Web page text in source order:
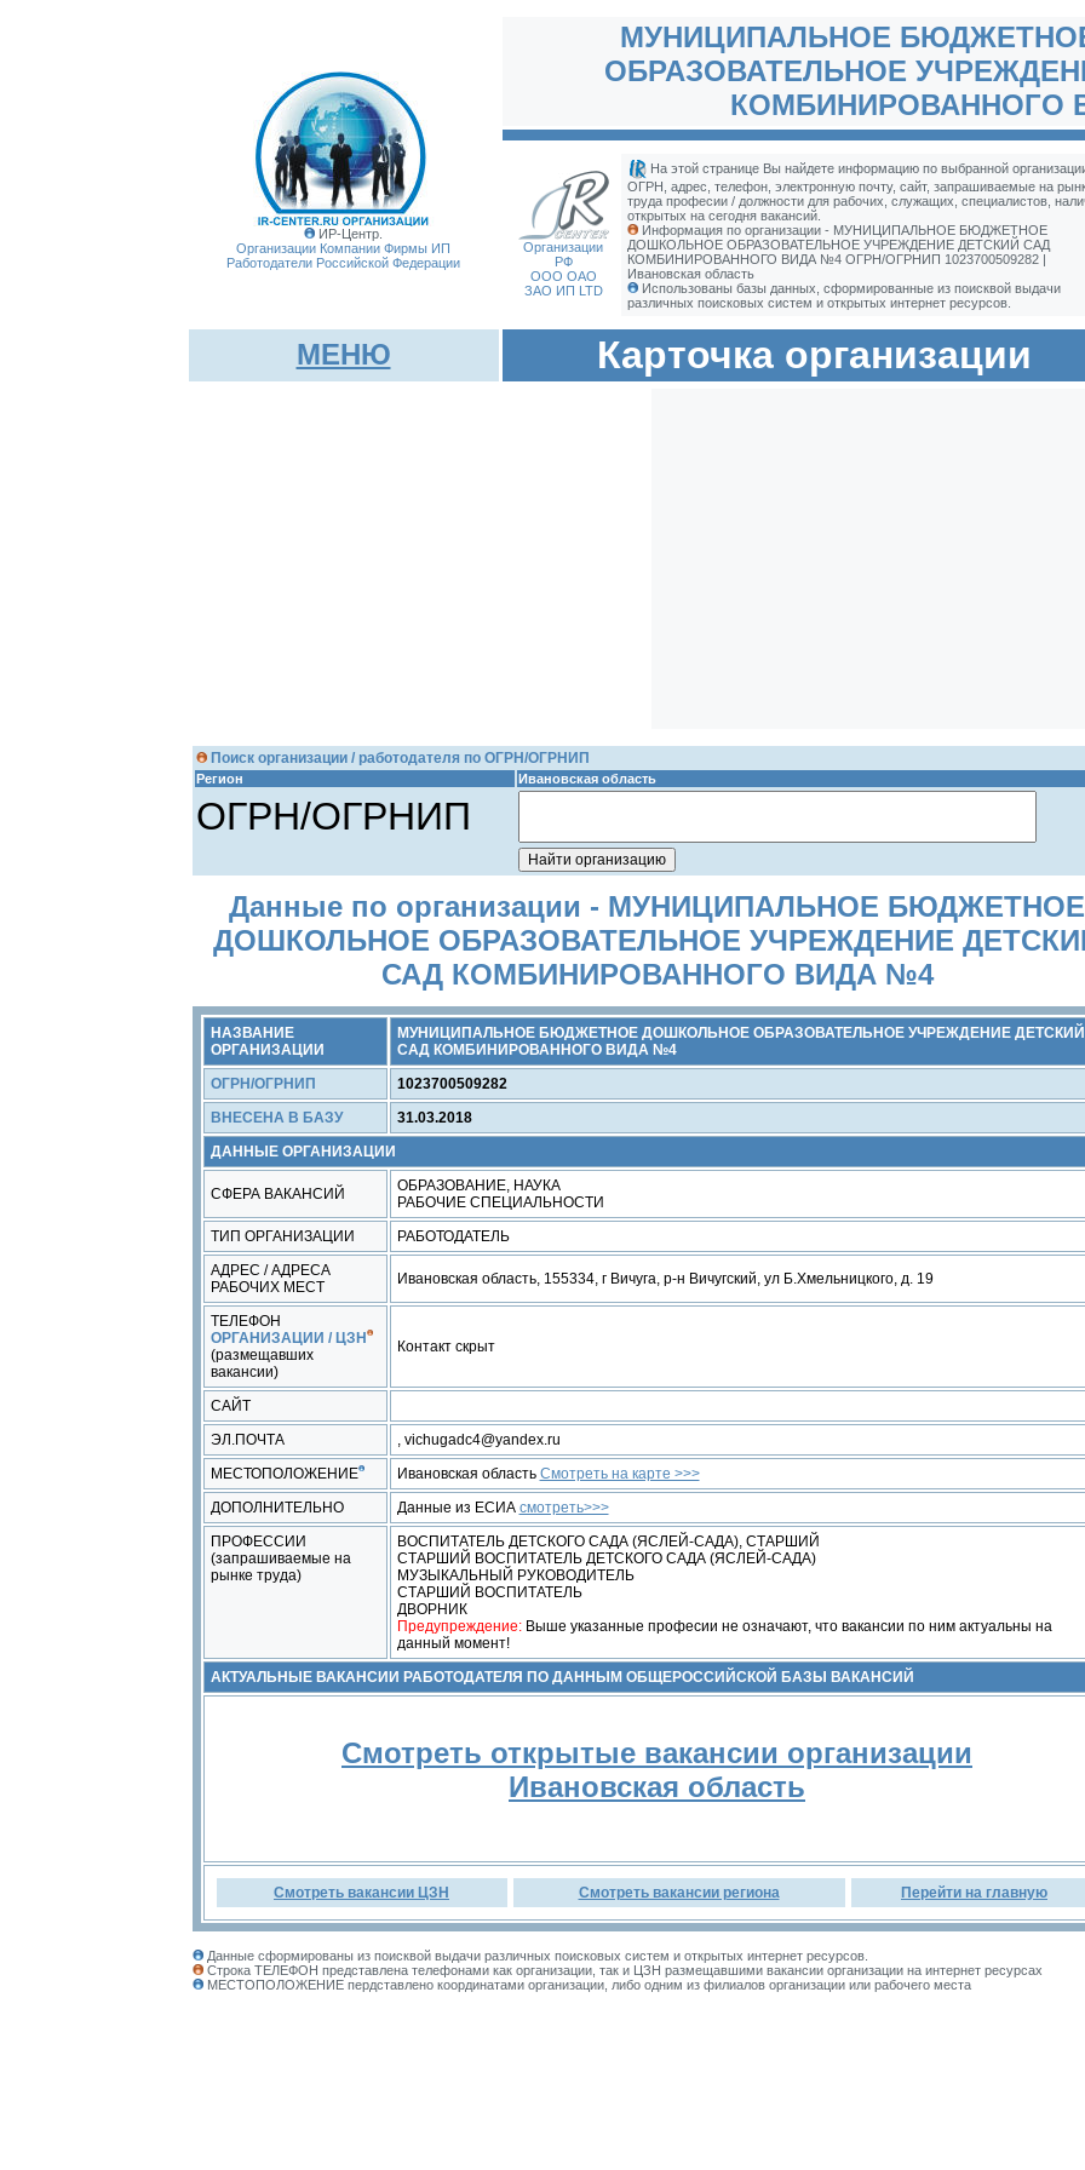
ИР-Центр.
Организации Компании Фирмы ИП
Работодатели Российской Федерации
МУНИЦИПАЛЬНОЕ
ОБРАЗОВАТЕЛЬНОЕ
КОМБИНИРОВАННОГО
Организации
РФ
ООО ОАО
ЗАО ИП LTD
На этой странице Вы найдете информацию по выбранной
ОГРН, адрес, телефон, электронную почту, сайт, запрашиваемые на
труда професии / должности для рабочих, служащих, специалистов,
открытых на сегодня вакансий.
Информация по организации - МУНИЦИПАЛЬНОЕ БЮДЖЕТНОЕ
ДОШКОЛЬНОЕ ОБРАЗОВАТЕЛЬНОЕ УЧРЕЖДЕНИЕ ДЕТСКИЙ САД
КОМБИНИРОВАННОГО ВИДА №4 ОГРН/ОГРНИП 1023700509282 |
Ивановская область
Использованы базы данных, сформированные из поисквой выдачи
различных поисковых систем и открытых интернет ресурсов.
МЕНЮ Карточка организации
Поиск организации / работодателя по ОГРН/ОГРНИП
Регион Ивановская область
ОГРН/ОГРНИП
Данные по организации - МУНИЦИПАЛЬНОЕ БЮДЖЕТНОЕ
ДОШКОЛЬНОЕ ОБРАЗОВАТЕЛЬНОЕ УЧРЕЖДЕНИЕ
САД КОМБИНИРОВАННОГО ВИДА №4
НАЗВАНИЕ
ОРГАНИЗАЦИИ
МУНИЦИПАЛЬНОЕ БЮДЖЕТНОЕ ДОШКОЛЬНОЕ ОБРАЗОВАТЕЛЬНОЕ УЧРЕЖДЕНИЕ ДЕТСКИЙ
САД КОМБИНИРОВАННОГО ВИДА №4
ОГРН/ОГРНИП
1023700509282
ВНЕСЕНА В БАЗУ
31.03.2018
ДАННЫЕ ОРГАНИЗАЦИИ
СФЕРА ВАКАНСИЙ
ОБРАЗОВАНИЕ, НАУКА
РАБОЧИЕ СПЕЦИАЛЬНОСТИ
ТИП ОРГАНИЗАЦИИ
РАБОТОДАТЕЛЬ
АДРЕС / АДРЕСА
РАБОЧИХ МЕСТ
Ивановская область, 155334, г Вичуга, р-н Вичугский, ул Б.Хмельницкого, д. 19
ТЕЛЕФОН
ОРГАНИЗАЦИИ / ЦЗН
(размещавших
вакансии)
Контакт скрыт
САЙТ
ЭЛ.ПОЧТА
, vichugadc4@yandex.ru
МЕСТОПОЛОЖЕНИЕ
Ивановская область Смотреть на карте >>>
ДОПОЛНИТЕЛЬНО
Данные из ЕСИА смотреть>>>
ПРОФЕССИИ
(запрашиваемые на
рынке труда)
ВОСПИТАТЕЛЬ ДЕТСКОГО САДА (ЯСЛЕЙ-САДА), СТАРШИЙ
СТАРШИЙ ВОСПИТАТЕЛЬ ДЕТСКОГО САДА (ЯСЛЕЙ-САДА)
МУЗЫКАЛЬНЫЙ РУКОВОДИТЕЛЬ
СТАРШИЙ ВОСПИТАТЕЛЬ
ДВОРНИК
Предупреждение:Выше указанные професии не означают, что вакансии по ним актуальны на
данный момент!
АКТУАЛЬНЫЕ ВАКАНСИИ РАБОТОДАТЕЛЯ ПО ДАННЫМ ОБЩЕРОССИЙСКОЙ БАЗЫ ВАКАНСИЙ
Смотреть открытые вакансии организации
Ивановская область
Смотреть вакансии ЦЗН Смотреть вакансии региона Перейти на главную
Данные сформированы из поисквой выдачи различных поисковых систем и открытых интернет ресурсов.
Строка ТЕЛЕФОН представлена телефонами как организации, так и ЦЗН размещавшими вакансии организации на интернет ресурсах
МЕСТОПОЛОЖЕНИЕ пердставлено координатами организации, либо одним из филиалов организации или рабочего места